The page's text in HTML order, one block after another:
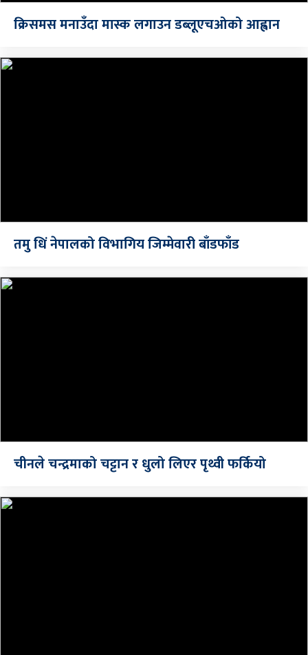
क्रिसमस मनाउँदा मास्क लगाउन डब्लूएचओको आह्वान
तमु धिं नेपालको विभागिय जिम्मेवारी बाँडफाँड
चीनले चन्द्रमाको चट्टान र धुलो लिएर पृथ्वी फर्कियो